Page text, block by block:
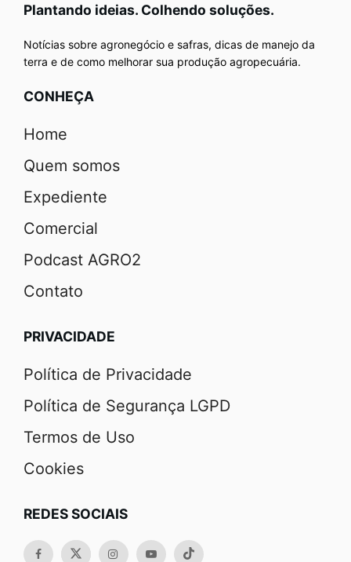
Plantando ideias. Colhendo soluções.
Notícias sobre agronegócio e safras, dicas de manejo da
terra e de como melhorar sua produção agropecuária.
CONHEÇA
Home
Quem somos
Expediente
Comercial
Podcast AGRO2
Contato
PRIVACIDADE
Política de Privacidade
Política de Segurança LGPD
Termos de Uso
Cookies
REDES SOCIAIS